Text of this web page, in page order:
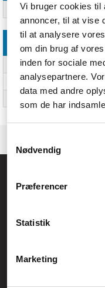
Vi bruger cookies til
annoncer, til at vise
til at analysere
om din brug af
inden for sociale
analysepartnere.
data med andre
som de har
Nødvendig
Præferencer
Statistik
Marketing
Garantiperiode Ja
Vægt & størrelser
Bredde
Dybde
CVR.: 26208637
Generelle
Service- og